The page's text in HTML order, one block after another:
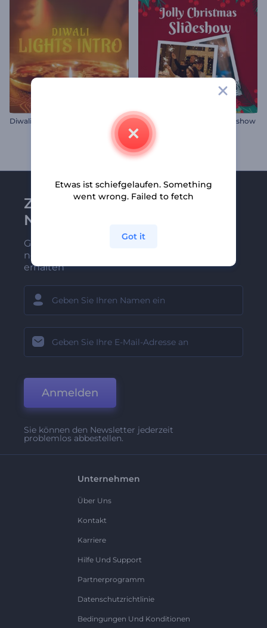
Diwali-Lichter-Intro Fröhliche Weihnachten Diashow
Zu Renderforest-
Newsletter anmelden
Gehören Sie zu den Ersten, die unsere
neuesten Nachrichten und Angebote
erhalten
Anmelden
Sie können den Newsletter jederzeit
problemlos abbestellen.
Unternehmen
Über Uns
Kontakt
Karriere
Hilfe Und Support
Partnerprogramm
Datenschutzrichtlinie
Bedingungen Und Konditionen
Etwas ist schiefgelaufen. Something
went wrong. Failed to fetch
Got it